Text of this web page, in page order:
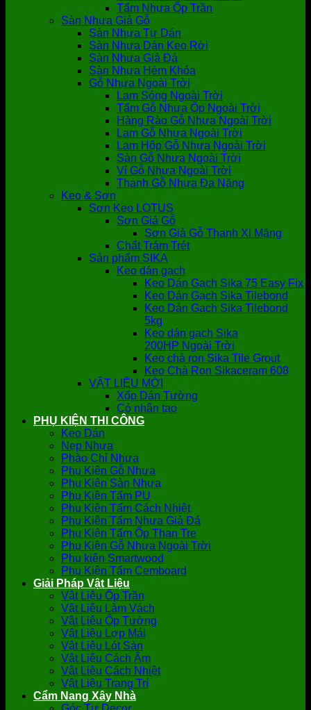
Tấm Nhựa Ốp Trần
Sàn Nhựa Giả Gỗ
Sàn Nhựa Tự Dán
Sàn Nhựa Dán Keo Rời
Sàn Nhựa Giả Đá
Sàn Nhựa Hèm Khóa
Gỗ Nhựa Ngoài Trời
Lam Sóng Ngoài Trời
Tấm Gỗ Nhựa Ốp Ngoài Trời
Hàng Rào Gỗ Nhựa Ngoài Trời
Lam Gỗ Nhựa Ngoài Trời
Lam Hộp Gỗ Nhựa Ngoài Trời
Sàn Gỗ Nhựa Ngoài Trời
Vỉ Gỗ Nhựa Ngoài Trời
Thanh Gỗ Nhựa Đa Năng
Keo & Sơn
Sơn Keo LOTUS
Sơn Giả Gỗ
Sơn Giả Gỗ Thanh Xi Măng
Chất Trám Trét
Sản phẩm SIKA
Keo dán gạch
Keo Dán Gạch Sika 75 Easy Fix
Keo Dán Gạch Sika Tilebond
Keo Dán Gạch Sika Tilebond
5kg
Keo dán gạch Sika
200HP Ngoài Trời
Keo chà ron Sika Tile Grout
Keo Chà Ron Sikaceram 608
VẬT LIỆU MỚI
Xốp Dán Tường
Cỏ nhân tạo
PHỤ KIỆN THI CÔNG
Keo Dán
Nẹp Nhựa
Phào Chỉ Nhựa
Phụ Kiện Gỗ Nhựa
Phụ Kiện Sàn Nhựa
Phụ Kiện Tấm PU
Phụ Kiện Tấm Cách Nhiệt
Phụ Kiện Tấm Nhựa Giả Đá
Phụ Kiện Tấm Ốp Than Tre
Phụ Kiện Gỗ Nhựa Ngoài Trời
Phụ kiện Smartwood
Phụ Kiện Tấm Cemboard
Giải Pháp Vật Liệu
Vật Liệu Ốp Trần
Vật Liệu Làm Vách
Vật Liệu Ốp Tường
Vật Liệu Lợp Mái
Vật Liệu Lót Sàn
Vật Liệu Cách Âm
Vật Liệu Cách Nhiệt
Vật Liệu Trang Trí
Cẩm Nang Xây Nhà